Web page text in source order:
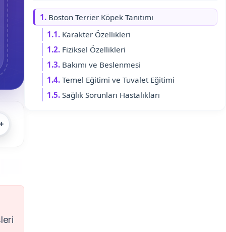
1. Boston Terrier Köpek Tanıtımı
1.1. Karakter Özellikleri
1.2. Fiziksel Özellikleri
1.3. Bakımı ve Beslenmesi
1.4. Temel Eğitimi ve Tuvalet Eğitimi
1.5. Sağlık Sorunları Hastalıkları